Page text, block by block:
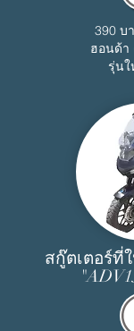
390 บ
ฮอนด้า
รุ่น
สกู๊ตเตอร์ที่